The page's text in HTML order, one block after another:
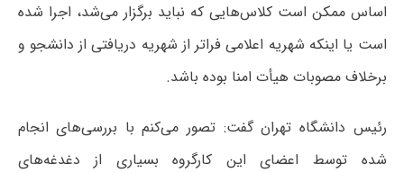
اساس ممکن است کلاس‌هایی که نباید برگزار می‌شد، اجرا شده
است یا اینکه شهریه اعلامی فراتر از شهریه دریافتی از دانشجو و
برخلاف مصوبات هیأت امنا بوده باشد.
رئیس دانشگاه تهران گفت: تصور می‌کنم با بررسی‌های انجام
شده توسط اعضای این کارگروهبسیاری از دغدغه‌های